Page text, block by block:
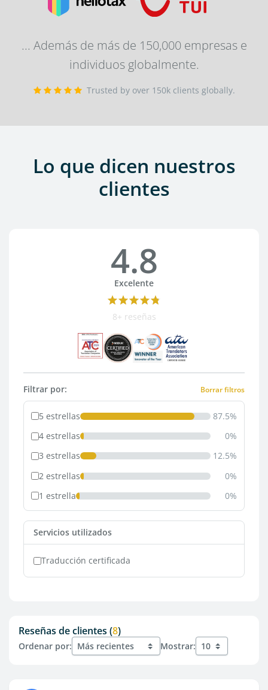
... Además de más de 150,000 empresas e
individuos globalmente.
Trusted by over 150k clients globally.
Lo que dicen nuestros
clientes
4.8
Excelente
8+ reseñas
Filtrar por: Borrar filtros
5 estrellas
87.5%
4 estrellas
0%
3 estrellas
12.5%
2 estrellas
0%
1 estrella
0%
Servicios utilizados
Traducción certificada
Reseñas de clientes (8)
Ordenar por: Mostrar: